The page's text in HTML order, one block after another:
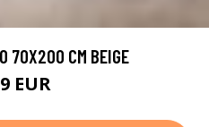
70X200 CM BEIGE
EUR